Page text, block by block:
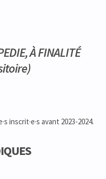
À FINALITÉ
inscrit·e·s avant 2023-2024.